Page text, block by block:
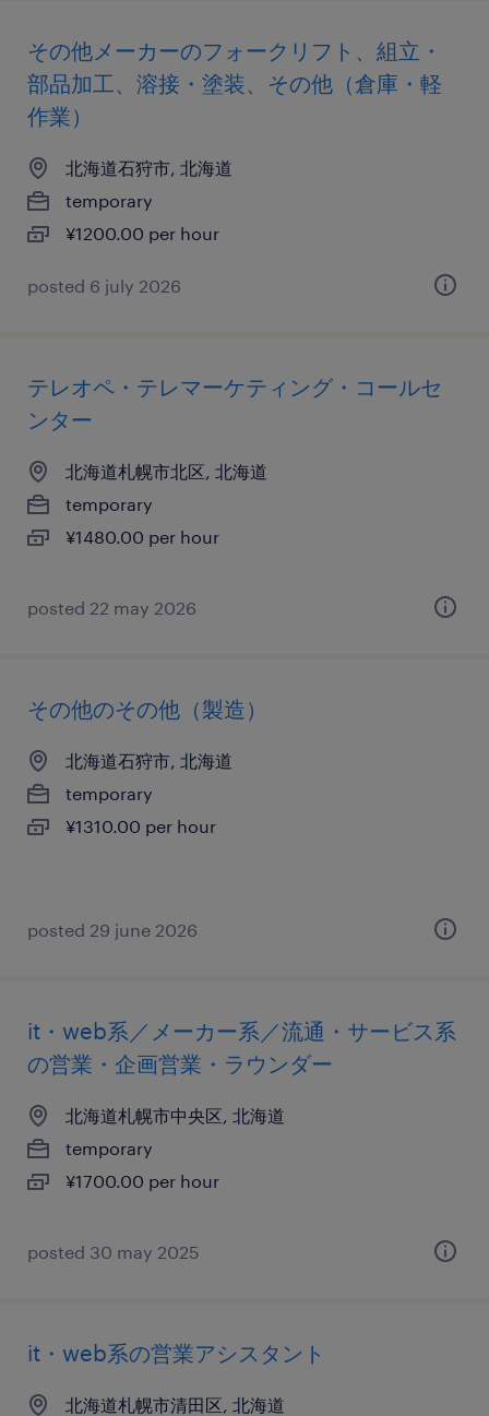
その他メーカーのフォークリフト、組立・
部品加工、溶接・塗装、その他（倉庫・軽
作業）
北海道石狩市, 北海道
temporary
¥1200.00 per hour
posted 6 july 2026
テレオペ・テレマーケティング・コールセ
ンター
北海道札幌市北区, 北海道
temporary
¥1480.00 per hour
posted 22 may 2026
その他のその他（製造）
北海道石狩市, 北海道
temporary
¥1310.00 per hour
posted 29 june 2026
it・web系／メーカー系／流通・サービス系
の営業・企画営業・ラウンダー
北海道札幌市中央区, 北海道
temporary
¥1700.00 per hour
posted 30 may 2025
it・web系の営業アシスタント
北海道札幌市清田区, 北海道